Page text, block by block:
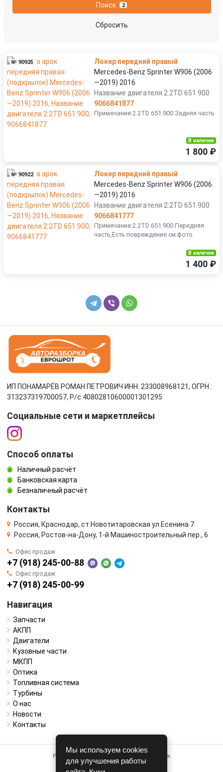
Поиск 2
Сбросить
№ 90925
Локер передний правый
Mercedes-Benz Sprinter W906 (2006
—2019) 2016
Название двигателя 2.2TD 651.900
9066841877
Примечание:2.2TD 651.900 Задняя часть
В наличии
1 800 ₽
№ 90922
Локер передний правый
Mercedes-Benz Sprinter W906 (2006
—2019) 2016
Название двигателя 2.2TD 651.900
9066841777
Примечание:2.2TD 651.900 Передняя
часть,Есть повреждение см.фото
В наличии
1 400 ₽
ИП ПОНАМАРЁВ РОМАН ПЕТРОВИЧ ИНН: 233008968121, ОГРН :
313237319700057, Р/c 40802810600001301295
Социальные сети и маркетплейсы
Способ оплаты
Наличный расчёт
Банковская карта
Безналичный расчёт
Контакты
Россия, Краснодар, ст.Новотитаровская ул.Есенина 7
Россия, Ростов-на-Дону, 1-й Машиностроительный пер., 6
Офис продаж
+7 (918) 245-00-88
Офис продаж
+7 (918) 245-00-99
Навигация
Запчасти
АКПП
Двигатели
Кузовные части
МКПП
Оптика
Топливная система
Турбины
О нас
Новости
Контакты
Работает на системе для авторазборок
CARRO.БИЗНЕС
Мы используем cookies
для улучшения работы